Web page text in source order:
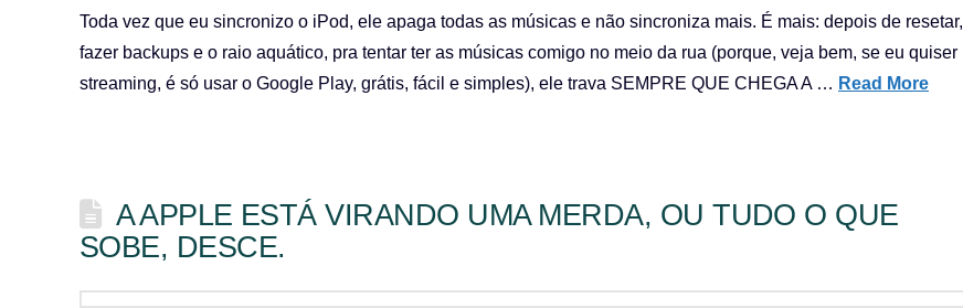
Toda vez que eu sincronizo o iPod, ele apaga todas as músicas e não sincroniza mais. É mais: depois de resetar,
fazer backups e o raio aquático, pra tentar ter as músicas comigo no meio da rua (porque, veja bem, se eu quiser
streaming, é só usar o Google Play, grátis, fácil e simples), ele trava SEMPRE QUE CHEGA A … Read More
A APPLE ESTÁ VIRANDO UMA MERDA, OU TUDO O QUE
SOBE, DESCE.